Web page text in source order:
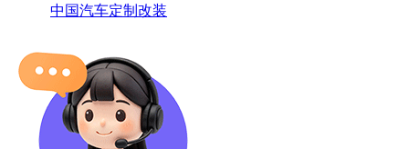
中国汽车定制改装